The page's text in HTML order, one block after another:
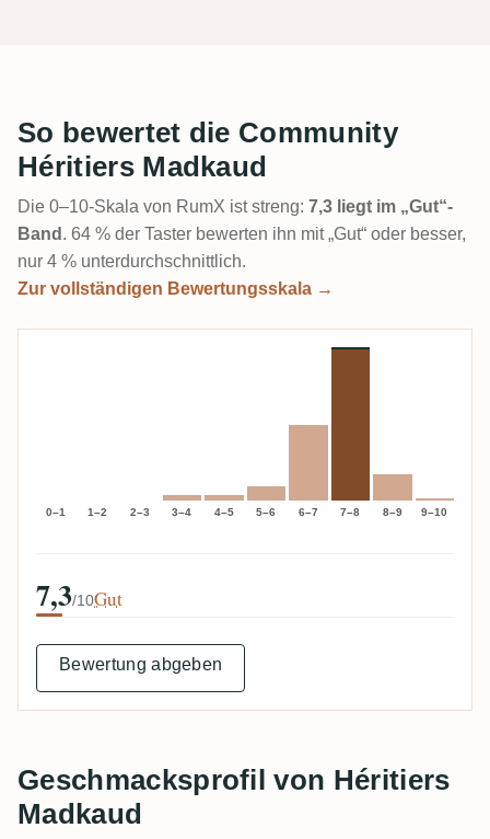
So bewertet die Community
Héritiers Madkaud
Die 0–10-Skala von RumX ist streng: 7,3 liegt im „Gut“-
Band . 64 % der Taster bewerten ihn mit „Gut“ oder besser,
nur 4 % unterdurchschnittlich.
Zur vollständigen Bewertungsskala →
0–1 1–2 2–3 3–4 4–5 5–6 6–7 7–8 8–9 9–10
7,3/10Gut
Bewertung abgeben
Geschmacksprofil von Héritiers
Madkaud